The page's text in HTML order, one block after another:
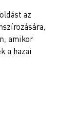
az
amikor
a hazai